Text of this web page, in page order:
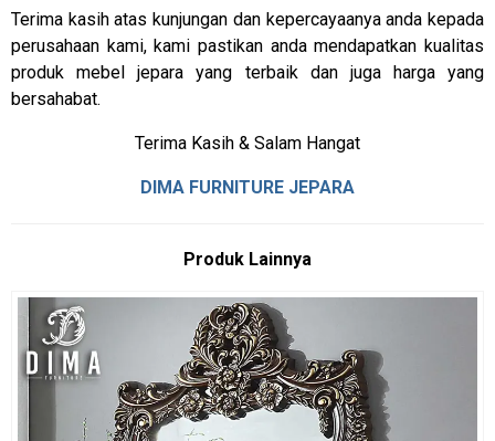
Terima kasih atas kunjungan dan kepercayaanya anda kepada
perusahaan kami, kami pastikan anda mendapatkan kualitas
produk mebel jepara yang terbaik dan juga harga yang
bersahabat.
Terima Kasih & Salam Hangat
DIMA FURNITURE JEPARA
Produk Lainnya